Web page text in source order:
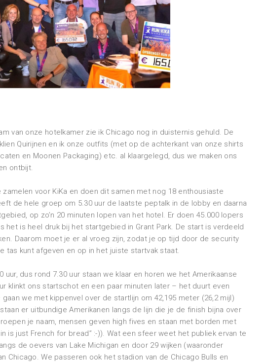
van onze hotelkamer zie ik Chicago nog in duisternis gehuld. De
Quirijnen en ik onze outfits (met op de achterkant van onze shirts
en Moonen Packaging) etc. al klaargelegd, dus we maken ons
ontbijt.
voor KiKa en doen dit samen met nog 18 enthousiaste
de hele groep om 5.30 uur de laatste peptalk in de lobby en daarna
op zo’n 20 minuten lopen van het hotel. Er doen 45.000 lopers
het is heel druk bij het startgebied in Grant Park. De start is verdeeld
Daarom moet je er al vroeg zijn, zodat je op tijd door de security
tas kunt afgeven en op in het juiste startvak staat.
dus rond 7.30 uur staan we klaar en horen we het Amerikaanse
klinkt ons startschot en een paar minuten later – het duurt even
we met kippenvel over de startlijn om 42,195 meter (26,2 mijl)
er uitbundige Amerikanen langs de lijn die je de finish bijna over
je naam, mensen geven high fives en staan met borden met
is just French for bread” :-)). Wat een sfeer weet het publiek ervan te
de oevers van Lake Michigan en door 29 wijken (waaronder
Chicago. We passeren ook het stadion van de Chicago Bulls en